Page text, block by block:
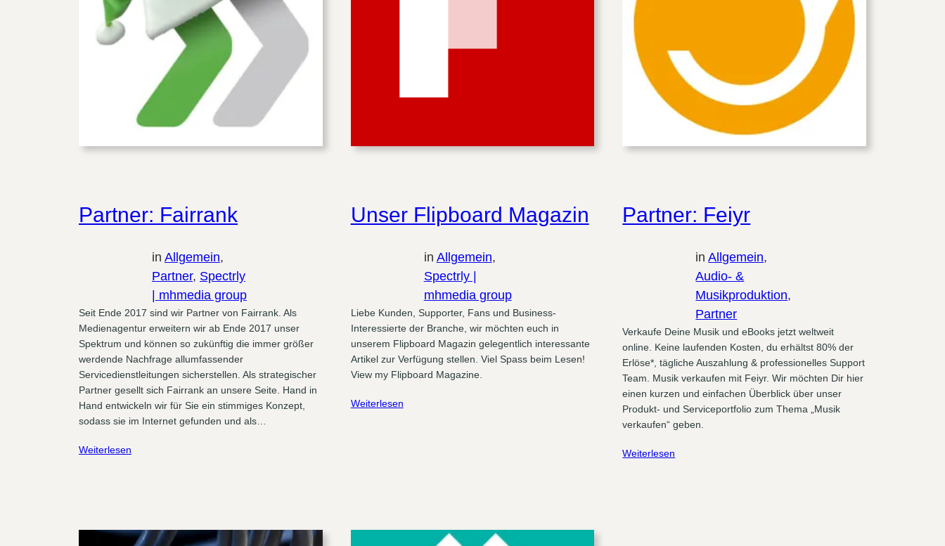
Partner: Fairrank
in Allgemein
Partner, Spectrly
| mhmedia group
Seit Ende 2017 sind wir Partner von Fairrank. Als
Medienagentur erweitern wir ab Ende 2017 unser
Spektrum und können so zukünftig die immer größer
werdende Nachfrage allumfassender
Servicedienstleitungen sicherstellen. Als strategischer
Partner gesellt sich Fairrank an unsere Seite. Hand in
Hand entwickeln wir für Sie ein stimmiges Konzept,
sodass sie im Internet gefunden und als…
Weiterlesen
Unser Flipboard Magazin
in Allgemein
Spectrly |
mhmedia group
Liebe Kunden, Supporter, Fans und Business-
Interessierte der Branche, wir möchten euch in
unserem Flipboard Magazin gelegentlich interessante
Artikel zur Verfügung stellen. Viel Spass beim Lesen!
View my Flipboard Magazine.
Weiterlesen
Partner: Feiyr
inAllgemein
Audio- &
Musikproduktion
Partner
Verkaufe Deine Musik und eBooks jetzt weltweit
online. Keine laufenden Kosten, du erhältst 80% der
Erlöse*, tägliche Auszahlung & professionelles Support
Team. Musik verkaufen mit Feiyr. Wir möchten Dir hier
einen kurzen und einfachen Überblick über unser
Produkt- und Serviceportfolio zum Thema „Musik
verkaufen“ geben.
Weiterlesen